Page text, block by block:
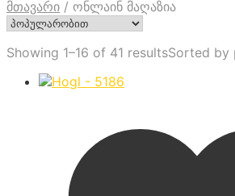
მთავარი / ონლაინ მაღაზია
Showing 1–16 of 41 resultsSorted by